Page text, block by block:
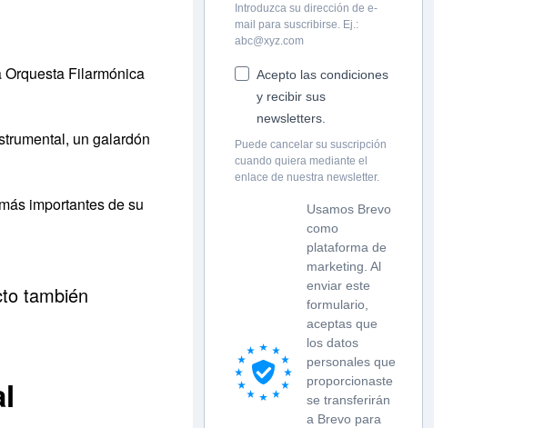
Orquesta Filarmónica
un galardón
importantes de su
también
Introduzca su dirección de e-
mail para suscribirse. Ej.:
abc@xyz.com
Acepto las condiciones
y recibir sus
newsletters.
Puede cancelar su suscripción
cuando quiera mediante el
enlace de nuestra newsletter.
Usamos Brevo
como
plataforma de
marketing. Al
enviar este
formulario,
aceptas que
los datos
personales que
proporcionaste
se transferirán
a Brevo para